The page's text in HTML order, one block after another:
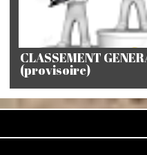
CLASSEMENT
(provisoire)